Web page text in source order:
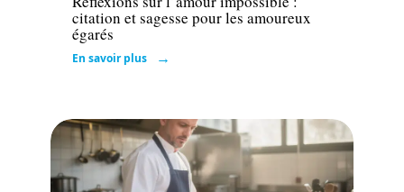
citation et sagesse pour les amoureux
égarés
En savoir plus